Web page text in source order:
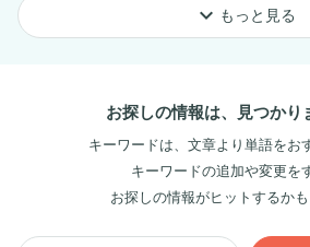
keyboard_arrow_down もっと見る
お探しの情報は、見つかり
キーワードは、文章より単語をお
キーワードの追加や変更を
お探しの情報がヒットするか